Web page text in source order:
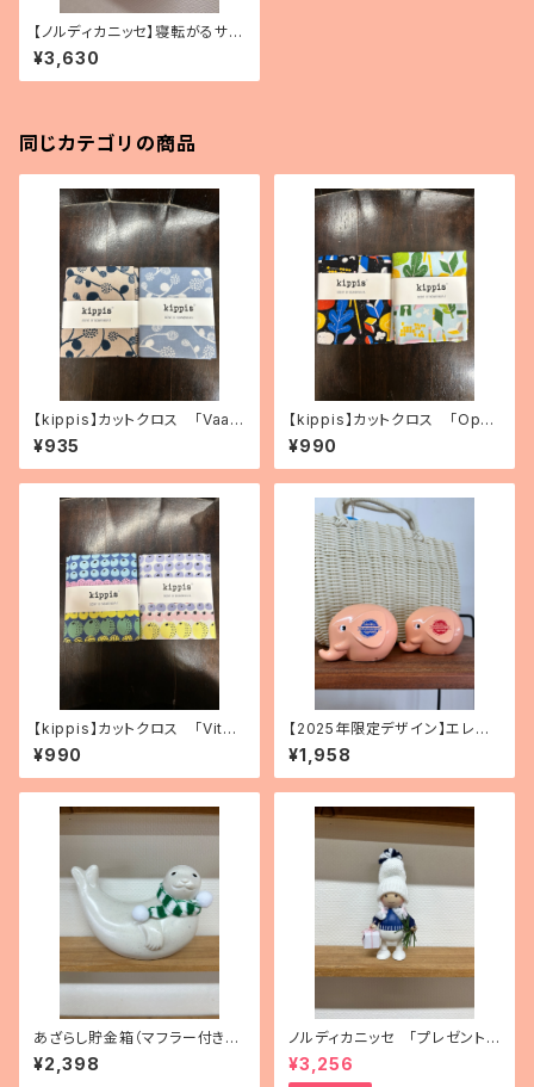
【ノルディカニッセ】寝転がるサン
タ
¥3,630
同じカテゴリの商品
【kippis】カットクロス 「Vaap
ukka／ラズベリー」（2色）
¥935
【kippis】カットクロス 「Oppi
／教育」（2色）
¥990
【kippis】カットクロス 「Vita
miini／ビタミン」（3種）
¥990
【2025年限定デザイン】エレフ
ァントバンク 2種
¥1,958
あざらし貯金箱（マフラー付き・
フィンランド製）
¥2,398
ノルディカニッセ 「プレゼントを
持った胴長女の子」
¥3,256